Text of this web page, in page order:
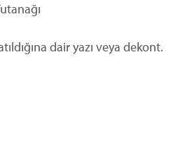
dair yazı veya dekont.